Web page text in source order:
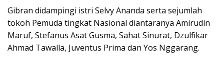
Gibran didampingi istri Selvy Ananda serta sejumlah
tokoh Pemuda tingkat Nasional diantaranya Amirudin
Maruf, Stefanus Asat Gusma, Sahat Sinurat, Dzulfikar
Ahmad Tawalla, Juventus Prima dan Yos Nggarang.